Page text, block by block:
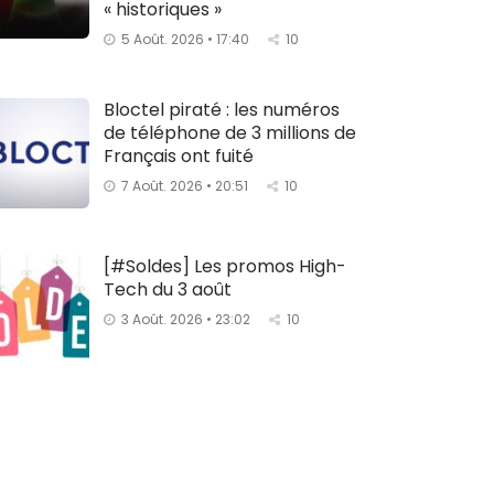
« historiques »
5 Août. 2026 • 17:40 10
Bloctel piraté : les numéros
de téléphone de 3 millions de
Français ont fuité
7 Août. 2026 • 20:51 10
[#Soldes] Les promos High-
Tech du 3 août
3 Août. 2026 • 23:02 10